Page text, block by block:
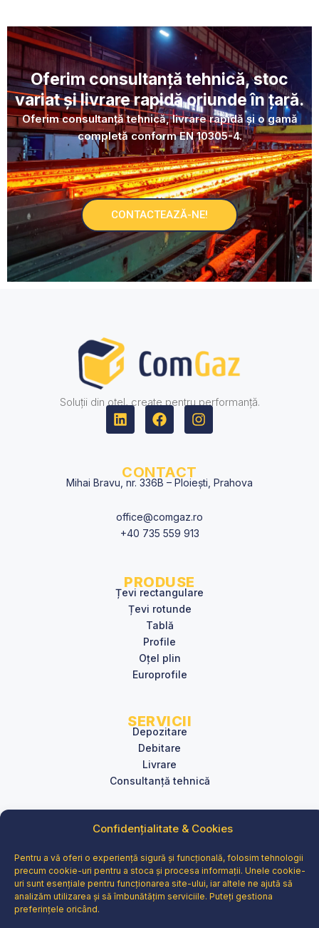
Confidențialitate & Cookies
Pentru a vă oferi o experiență sigură și funcțională, folosim tehnologii
precum cookie-uri pentru a stoca și procesa informații. Unele cookie-
uri sunt esențiale pentru funcționarea site-ului, iar altele ne ajută să
analizăm utilizarea și să îmbunătățim serviciile. Puteți gestiona
preferințele oricând.
Oferim consultanță tehnică, stoc
variat și livrare rapidă oriunde în țară.
Oferim consultanță tehnică, livrare rapidă și o gamă
completă conform EN 10305-4.
CONTACTEAZĂ-NE!
Soluții din oțel, create pentru performanță.
L
i
e
d
n
F
a
b
o
k
I
n
g
a
m
CONTACT
Mihai Bravu, nr. 336B – Ploiești, Prahova
office@comgaz.ro
+40 735 559 913
PRODUSE
Țevi rectangulare
Țevi rotunde
Tablă
Profile
Oțel plin
Europrofile
SERVICII
Depozitare
Debitare
Livrare
Consultanță tehnică
INFORMAȚII
Politica de cookie-uri
Termeni și condiții
Sitemap